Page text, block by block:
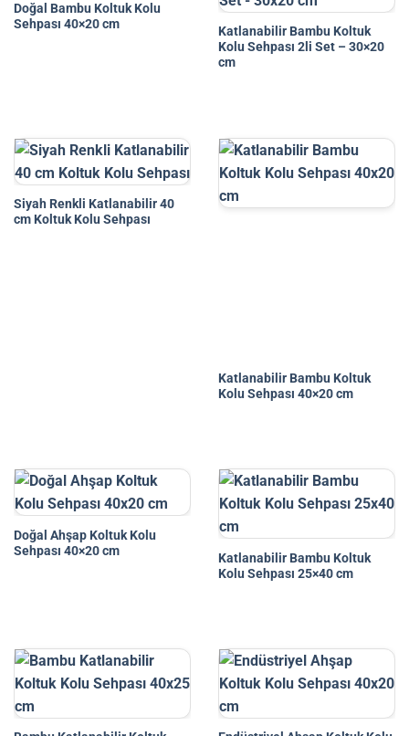
Doğal Bambu Koltuk Kolu
Sehpası 40×20 cm
Katlanabilir Bambu Koltuk
Kolu Sehpası 2li Set – 30×20
cm
Siyah Renkli Katlanabilir 40
cm Koltuk Kolu Sehpası
Katlanabilir Bambu Koltuk
Kolu Sehpası 40×20 cm
Doğal Ahşap Koltuk Kolu
Sehpası 40×20 cm
Katlanabilir Bambu Koltuk
Kolu Sehpası 25×40 cm